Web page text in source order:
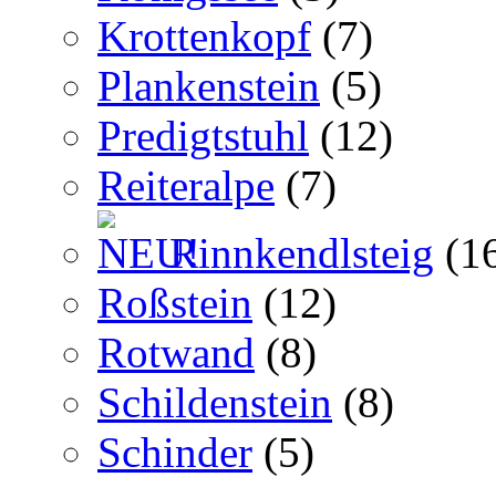
Krottenkopf (7)
Plankenstein (5)
Predigtstuhl (12)
Reiteralpe (7)
Rinnkendlsteig
Roßstein (12)
Rotwand (8)
Schildenstein (8)
Schinder (5)